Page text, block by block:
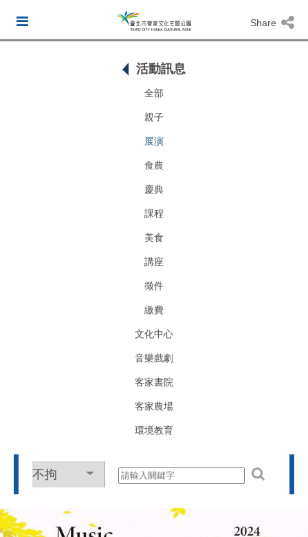
Share
活動訊息
全部
親子
展演
食農
慶典
課程
美食
講座
徵件
繳費
文化中心
音樂戲劇
客家書院
客家農場
環境教育